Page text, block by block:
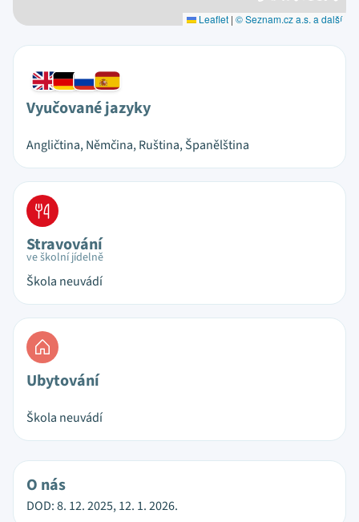
Leaflet | © Seznam.cz a.s. a další
Vyučované jazyky
Angličtina, Němčina, Ruština, Španělština
Stravování
ve školní jídelně
Škola neuvádí
Ubytování
Škola neuvádí
O nás
DOD: 8. 12. 2025, 12. 1. 2026.